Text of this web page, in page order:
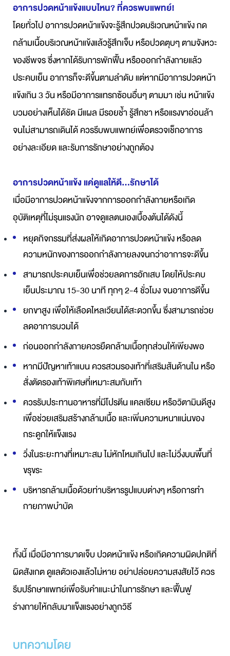
อาการปวดหน้าแข้งแบบไหน? ที่ควรพบแพทย์!
โดยทั่วไป อาการปวดหน้าแข้งจะรู้สึกปวดบริเวณหน้าแข้ง กด
กล้ามเนื้อบริเวณหน้าแข้งแล้วรู้สึกเจ็บ หรือปวดตุบๆ ตามจังหวะ
ของชีพจร ซึ่งหากได้รับการพักฟื้น หรือออกกำลังกายแล้ว
ประคบเย็น อาการก็จะดีขึ้นตามลำดับ แต่หากมีอาการปวดหน้า
แข้งเกิน 3 วัน หรือมีอาการแทรกซ้อนอื่นๆ ตามมา เช่น หน้าแข้ง
บวมอย่างเห็นได้ชัด มีแผล มีรอยช้ำ รู้สึกชา หรือแรงขาอ่อนล้า
จนไม่สามารถเดินได้ ควรรีบพบแพทย์เพื่อตรวจเช็กอาการ
อย่างละเอียด และรับการรักษาอย่างถูกต้อง
อาการปวดหน้าแข้ง แค่ดูแลให้ดี...รักษาได้
เมื่อมีอาการปวดหน้าแข้งจากการออกกำลังกายหรือเกิด
อุบัติเหตุที่ไม่รุนแรงนัก อาจดูแลตนเองเบื้องต้นได้ดังนี้
หยุดกิจกรรมที่ส่งผลให้เกิดอาการปวดหน้าแข้ง หรือลด
ความหนักของการออกกำลังกายลงจนกว่าอาการจะดีขึ้น
สามารถประคบเย็นเพื่อช่วยลดการอักเสบ โดยให้ประคบ
เย็นประมาณ 15-30 นาที ทุกๆ 2-4 ชั่วโมง จนอาการดีขึ้น
ยกขาสูง เพื่อให้เลือดไหลเวียนได้สะดวกขึ้น ซึ่งสามารถช่วย
ลดอาการบวมได้
ก่อนออกกำลังกายควรยืดกล้ามเนื้อทุกส่วนให้เพียงพอ
หากมีปัญหาเท้าแบน ควรสวมรองเท้าที่เสริมส้นด้านใน หรือ
สั่งตัดรองเท้าพิเศษที่เหมาะสมกับเท้า
ควรรับประทานอาหารที่มีโปรตีน แคลเซียม หรือวิตามินดีสูง
เพื่อช่วยเสริมสร้างกล้ามเนื้อ และเพิ่มความหนาแน่นของ
กระดูกให้แข็งแรง
วิ่งในระยะทางที่เหมาะสม ไม่หักโหมเกินไป และไม่วิ่งบนพื้นที่
ขรุขระ
บริหารกล้ามเนื้อด้วยท่าบริหารรูปแบบต่างๆ หรือการทำ
กายภาพบำบัด
ทั้งนี้ เมื่อมีอาการบาดเจ็บ ปวดหน้าแข้ง หรือเกิดความผิดปกติที่
ผิดสังเกต ดูแลตัวเองแล้วไม่หาย อย่าปล่อยความสงสัยไว้ ควร
รีบปรึกษาแพทย์เพื่อรับคำแนะนำในการรักษา และฟื้นฟู
ร่างกายให้กลับมาแข็งแรงอย่างถูกวิธี
บทความโดย